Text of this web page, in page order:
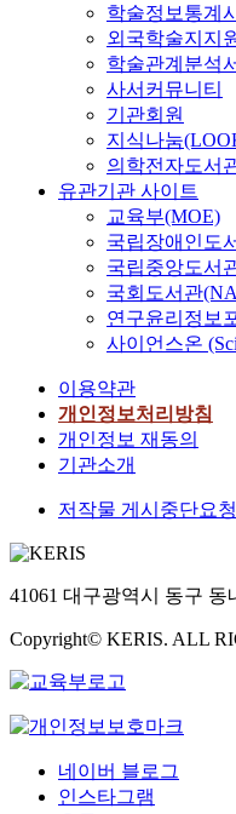
학술정보통계
외국학술지지
학술관계분석
사서커뮤니티
기관회원
지식나눔
의학전자도서
유관기관 사이트
교육부(MOE)
국립장애인도
국립중앙도서
국회도서관
연구윤리정보
사이언스온
이용약관
개인정보처리방침
개인정보 재동의
기관소개
저작물 게시중단요청
41061 대구광역시 동구 동
Copyright© KERIS. ALL
네이버 블로그
인스타그램